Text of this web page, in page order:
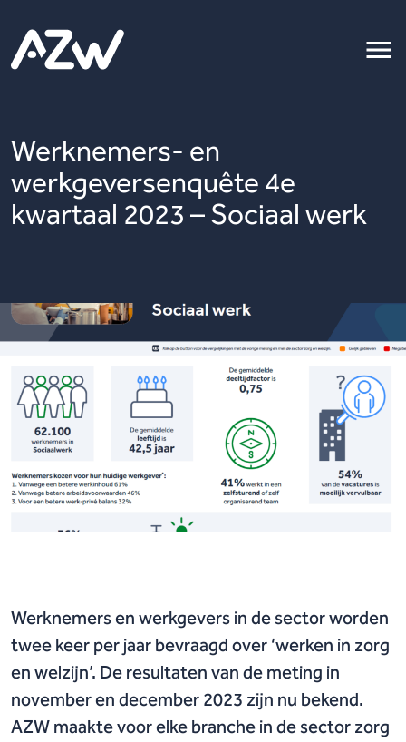
Werknemers- en
werkgeversenquête 4e
kwartaal 2023 – Sociaal werk
Werknemers en werkgevers in de sector worden
twee keer per jaar bevraagd over ‘werken in zorg
en welzijn’. De resultaten van de meting in
november en december 2023 zijn nu bekend.
AZW maakte voor elke branche in de sector zorg